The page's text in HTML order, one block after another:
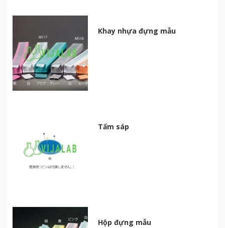
Khay nhựa đựng mẫu
Tấm sáp
Hộp đựng mẫu